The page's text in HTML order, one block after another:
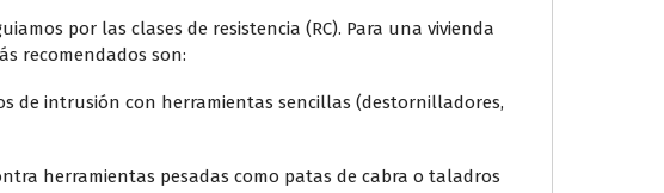
por las clases de resistencia (RC). Para una vivienda
recomendados son:
de intrusión con herramientas sencillas (destornilladores,
herramientas pesadas como patas de cabra o taladros